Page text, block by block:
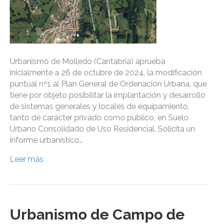
Urbanismo de Molledo (Cantabria) aprueba
inicialmente a 26 de octubre de 2024, la modificación
puntual nº1 al Plan General de Ordenación Urbana, que
tiene por objeto posibilitar la implantación y desarrollo
de sistemas generales y locales de equipamiento,
tanto de carácter privado como público, en Suelo
Urbano Consolidado de Uso Residencial. Solicita un
informe urbanístico…
Leer más
Urbanismo de Campo de